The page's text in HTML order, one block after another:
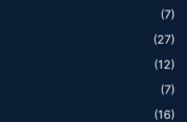
(7)
(27)
(12)
(7)
(16)